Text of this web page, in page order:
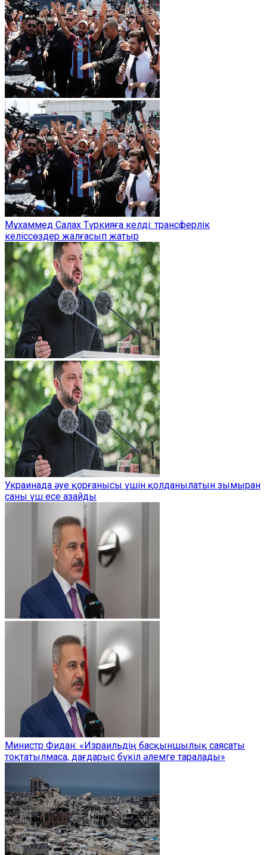
Мұхаммед Салах Түркияға келді: трансферлік
келіссөздер жалғасып жатыр
Украинада әуе қорғанысы үшін қолданылатын зымыран
саны үш есе азайды
Министр Фидан: «Израильдің басқыншылық саясаты
тоқтатылмаса, дағдарыс бүкіл әлемге таралады»